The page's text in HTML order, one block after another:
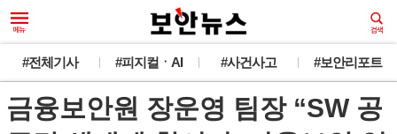
#전체기사 #피지컬ㆍAI #사건사고 #보안리포트
금융보안원 장운영 팀장 “SW 공